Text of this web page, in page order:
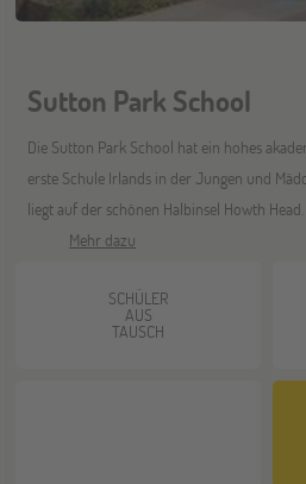
Schüleraustausch-
21
DEZ
ONLINE
Schüleraustausch-
Nordamerika)
Sutton Park School
Die Sutton Park School hat ein hohes
erste Schule Irlands in der Jungen und
liegt auf der schönen Halbinsel Howth Head.
Mehr dazu
SCHÜLER
AUS
TAUSCH